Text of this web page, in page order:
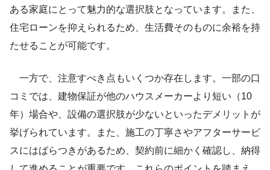
ある家庭にとって魅力的な選択肢となっています。また、
住宅ローンを抑えられるため、生活費そのものに余裕を持
たせることが可能です。
一方で、注意すべき点もいくつか存在します。一部の口
コミでは、建物保証が他のハウスメーカーより短い（10
年）場合や、設備の選択肢が少ないといったデメリットが
挙げられています。また、施工の丁寧さやアフターサービ
スにはばらつきがあるため、契約前に細かく確認し、納得